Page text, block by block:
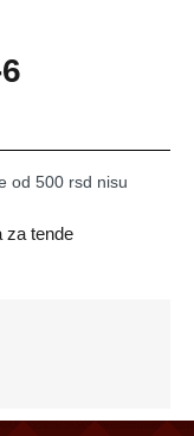
od 500 rsd nisu
za tende